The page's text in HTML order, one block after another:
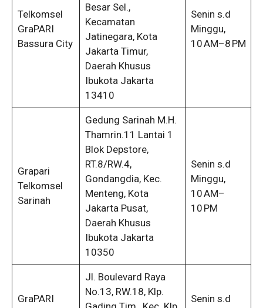
Telkomsel
GraPARI
Bassura City
Besar Sel.,
Kecamatan
Jatinegara, Kota
Jakarta Timur,
Daerah Khusus
Ibukota Jakarta
13410
Senin s.d
Minggu,
10 AM–8 PM
Grapari
Telkomsel
Sarinah
Gedung Sarinah M.H.
Thamrin.11 Lantai 1
Blok Depstore,
RT.8/RW.4,
Gondangdia, Kec.
Menteng, Kota
Jakarta Pusat,
Daerah Khusus
Ibukota Jakarta
10350
Senin s.d
Minggu,
10 AM–
10 PM
GraPARI
Jl. Boulevard Raya
No.13, RW.18, Klp.
Senin s.d